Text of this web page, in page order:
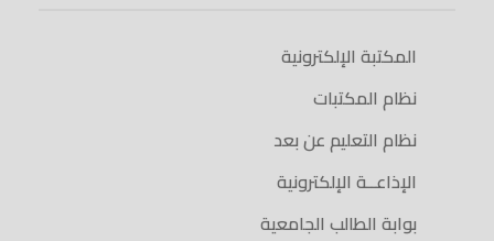
المكتبة الإلكترونية
نظام المكتبات
نظام التعليم عن بعد
الإذاعــة الإلكترونية
بوابة الطالب الجامعية